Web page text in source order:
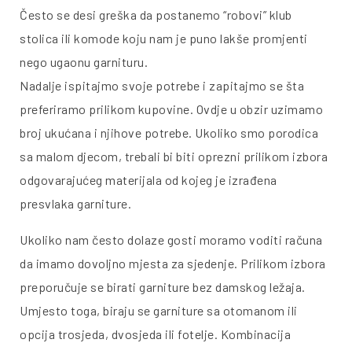
Često se desi greška da postanemo “robovi” klub
stolica ili komode koju nam je puno lakše promjenti
nego ugaonu garnituru.
Nadalje ispitajmo svoje potrebe i zapitajmo se šta
preferiramo prilikom kupovine. Ovdje u obzir uzimamo
broj ukućana i njihove potrebe. Ukoliko smo porodica
sa malom djecom, trebali bi biti oprezni prilikom izbora
odgovarajućeg materijala od kojeg je izrađena
presvlaka garniture.
Ukoliko nam često dolaze gosti moramo voditi računa
da imamo dovoljno mjesta za sjedenje. Prilikom izbora
preporučuje se birati garniture bez damskog ležaja.
Umjesto toga, biraju se garniture sa otomanom ili
opcija trosjeda, dvosjeda ili fotelje. Kombinacija